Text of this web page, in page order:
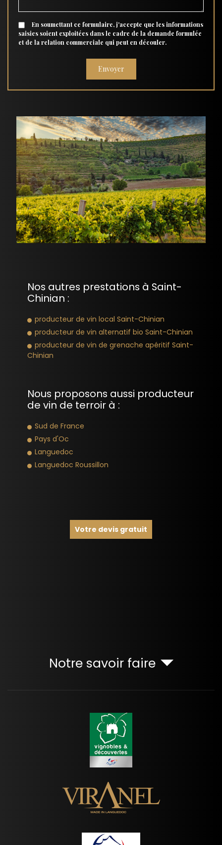
En soumettant ce formulaire, j'accepte que les informations
saisies soient exploitées dans le cadre de la demande formulée
et de la relation commerciale qui peut en découler.
Nos autres prestations à Saint-
Chinian :
producteur de vin local Saint-Chinian
producteur de vin alternatif bio Saint-Chinian
producteur de vin de grenache apéritif Saint-
Chinian
Nous proposons aussi producteur
de vin de terroir à :
Sud de France
Pays d'Oc
Languedoc
Languedoc Roussillon
Votre devis gratuit
Notre savoir faire